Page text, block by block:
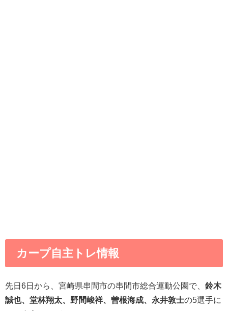
カープ自主トレ情報
先日6日から、宮崎県串間市の串間市総合運動公園で、 鈴木
誠也、堂林翔太、野間峻祥、曽根海成、永井敦士の5選手に